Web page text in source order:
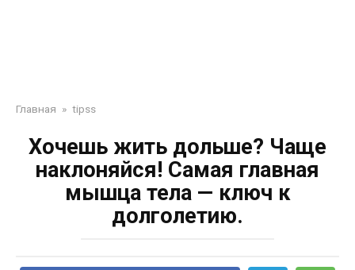
Главная » tipss
Хочешь жить дольше? Чаще
наклоняйся! Самая главная
мышца тела — ключ к
долголетию.